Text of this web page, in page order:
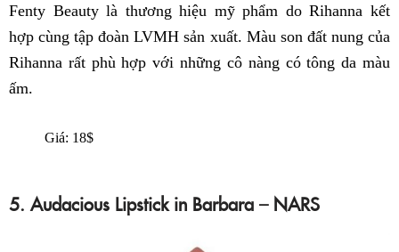
Fenty Beauty là thương hiệu mỹ phẩm do Rihanna kết
hợp cùng tập đoàn LVMH sản xuất. Màu son đất nung của
Rihanna rất phù hợp với những cô nàng có tông da màu
ấm.
Giá: 18$
5. Audacious Lipstick in Barbara – NARS